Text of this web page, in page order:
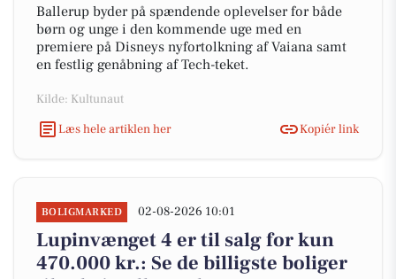
Ballerup byder på spændende oplevelser for både
børn og unge i den kommende uge med en
premiere på Disneys nyfortolkning af Vaiana samt
en festlig genåbning af Tech-teket.
Kilde: Kultunaut
Læs hele artiklen her
Kopiér link
BOLIGMARKED 02-08-2026 10:01
Lupinvænget 4 er til salg for kun
470.000 kr.: Se de billigste boliger